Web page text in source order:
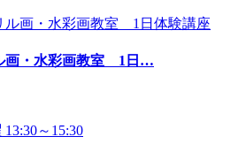
画・水彩画教室 1日 …
～15:30